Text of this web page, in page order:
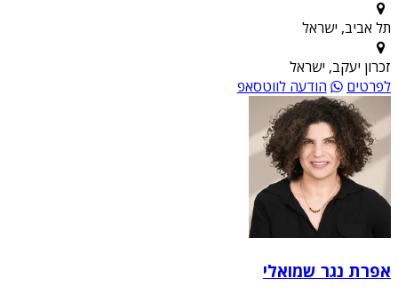
תל אביב, ישראל
זכרון יעקב, ישראל
לפרטים
הודעה לווטסאפ
אפרת נגר שמואלי